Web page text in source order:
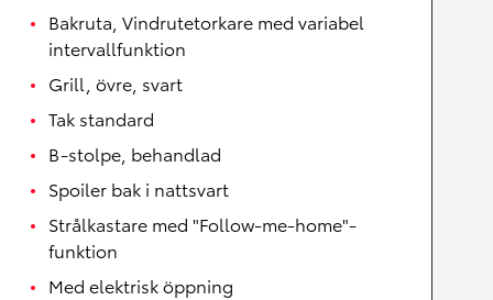
Bakruta, Vindrutetorkare med variabel
intervallfunktion
Grill, övre, svart
Tak standard
B-stolpe, behandlad
Spoiler bak i nattsvart
Strålkastare med "Follow-me-home"-
funktion
Med elektrisk öppning